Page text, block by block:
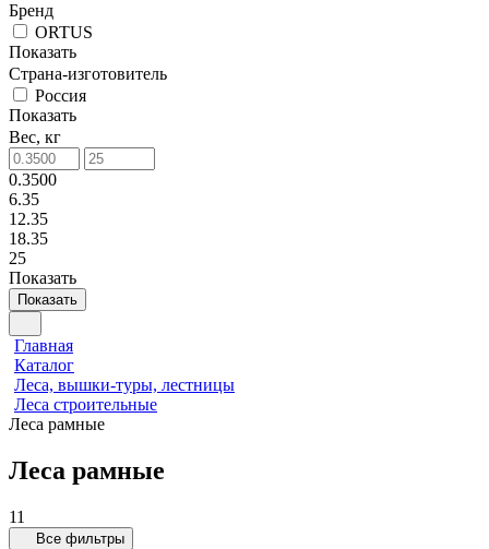
Бренд
ORTUS
Показать
Страна-изготовитель
Россия
Показать
Вес, кг
0.3500
6.35
12.35
18.35
25
Показать
Показать
Главная
Каталог
Леса, вышки-туры, лестницы
Леса строительные
Леса рамные
Леса рамные
11
Все фильтры